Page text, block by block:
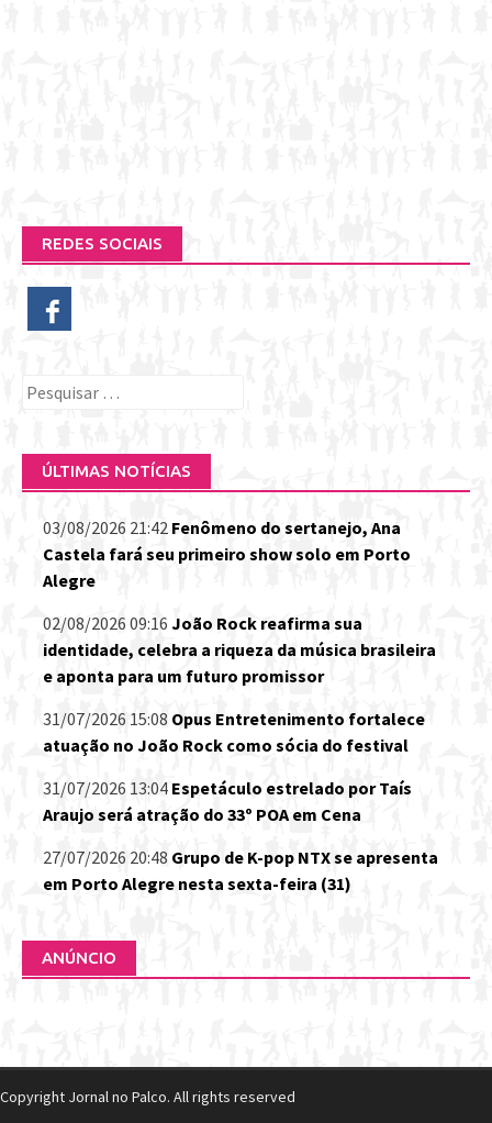
REDES SOCIAIS
Pesquisar
ÚLTIMAS NOTÍCIAS
03/08/2026 21:42 Fenômeno do sertanejo, Ana
Castela fará seu primeiro show solo em Porto
Alegre
02/08/2026 09:16 João Rock reafirma sua
identidade, celebra a riqueza da música brasileira
e aponta para um futuro promissor
31/07/2026 15:08 Opus Entretenimento fortalece
atuação no João Rock como sócia do festival
31/07/2026 13:04 Espetáculo estrelado por Taís
Araujo será atração do 33º POA em Cena
27/07/2026 20:48 Grupo de K-pop NTX se apresenta
em Porto Alegre nesta sexta-feira (31)
ANÚNCIO
Copyright Jornal no Palco. All rights reserved